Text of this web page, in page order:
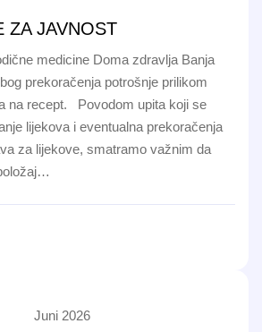
ZA JAVNOST
medicine Doma zdravlja Banja
prekoračenja potrošnje prilikom
na recept. Povodom upita koji se
lijekova i eventualna prekoračenja
za lijekove, smatramo važnim da
Juni 2026